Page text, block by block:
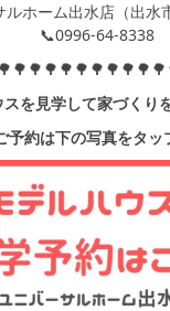
ルホーム出水店（出水
📞0996-64-8338
を見学して家づくり
予約は下の写真をタッ